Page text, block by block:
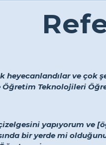
heyecanlandılar ve çok
Öğretim Teknolojileri
yapıyorum ve
bir yerde mi